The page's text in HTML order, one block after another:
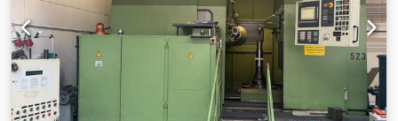
Csdpfovz Ec Iex Adkerf Fræseromdrejningstal 70 - 400
o/min Aksialfremføringer 0,25 - 4,0 mm/o
Radialfremføringer 0,09 - 1,5 mm/o Samlet tilsluttet effekt
ca. 9,5 kW Maskinvægt ca. 3,5 t Pladsbehov ca.
1730x1400x1440 mm Udstyr/tilbehør: - Udskiftningshjul -
Fræsedorne - Opspændingsmidler - Dokumentation